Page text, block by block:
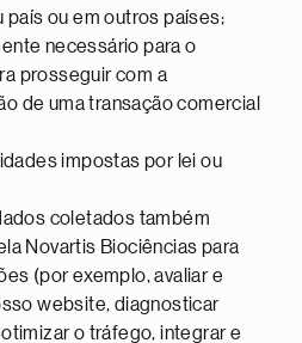
país ou em outros países;
necessário para o
prosseguir com a
de uma transação comercial
impostas por lei ou
coletados também
Novartis Biociências para
(por exemplo, avaliar e
website, diagnosticar
o tráfego, integrar e